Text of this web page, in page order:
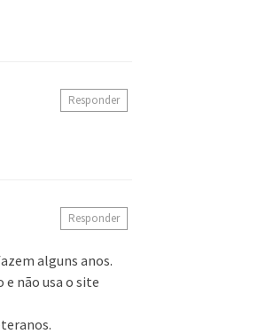
Responder
alguns anos.
não usa o site
Responder